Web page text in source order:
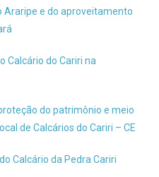
Araripe e do aproveitamento
Calcário do Cariri na
do patrimônio e meio
de Calcários do Cariri – CE
Calcário da Pedra Cariri